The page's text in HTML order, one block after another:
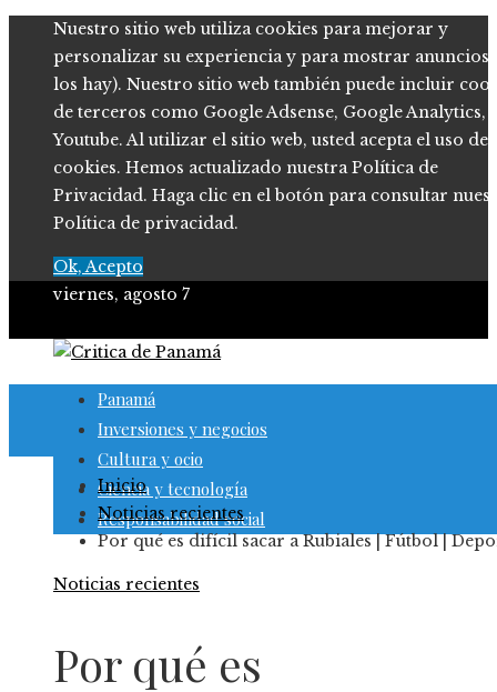
Nuestro sitio web utiliza cookies para mejorar y
personalizar su experiencia y para mostrar anuncios
los hay). Nuestro sitio web también puede incluir
de terceros como Google Adsense, Google Analytics,
Youtube. Al utilizar el sitio web, usted acepta el uso de
cookies. Hemos actualizado nuestra Política de
Privacidad. Haga clic en el botón para consultar
Política de privacidad.
Ok, Acepto
viernes, agosto 7
Panamá
Inversiones y negocios
Cultura y ocio
Ciencia y tecnología
Responsabilidad social
Inicio
Noticias recientes
Por qué es difícil sacar a Rubiales | Fútbol |
Noticias recientes
Por qué es